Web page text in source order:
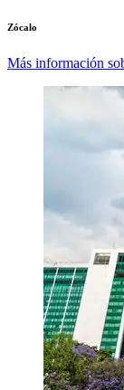
Zócalo
Más información